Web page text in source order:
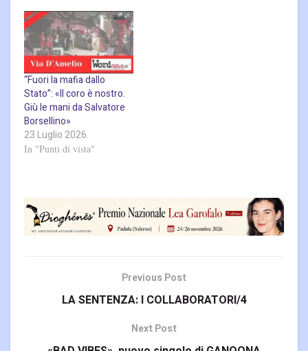
“Fuori la mafia dallo
Stato”: «Il coro è nostro.
Giù le mani da Salvatore
Borsellino»
23 Luglio 2026
In "Punti di vista"
Previous Post
LA SENTENZA: I COLLABORATORI/4
Next Post